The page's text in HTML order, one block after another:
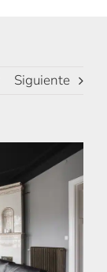
Siguiente